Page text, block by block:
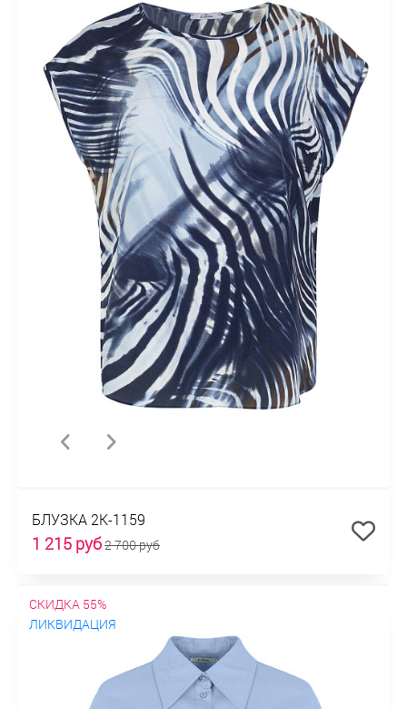
БЛУЗКА 2К-1159
1 215 руб2 700 руб
СКИДКА 55%
ЛИКВИДАЦИЯ